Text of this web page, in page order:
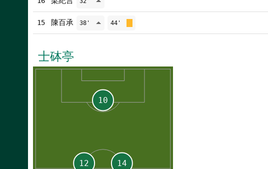
15 陳百承 38' 44'
士砵亭